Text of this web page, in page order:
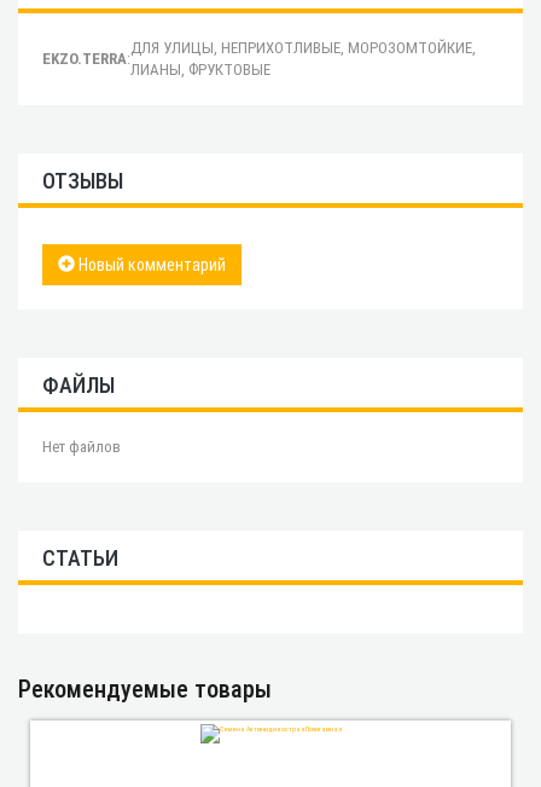
EKZO.TERRA:
ДЛЯ УЛИЦЫ, НЕПРИХОТЛИВЫЕ, МОРОЗОМТОЙКИЕ,
ЛИАНЫ, ФРУКТОВЫЕ
ОТЗЫВЫ
Новый комментарий
ФАЙЛЫ
Нет файлов
СТАТЬИ
Рекомендуемые товары